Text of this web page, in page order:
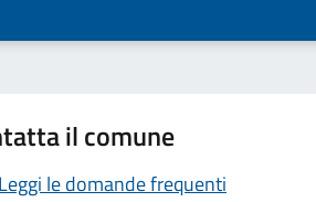
il comune
Leggi le domande frequenti